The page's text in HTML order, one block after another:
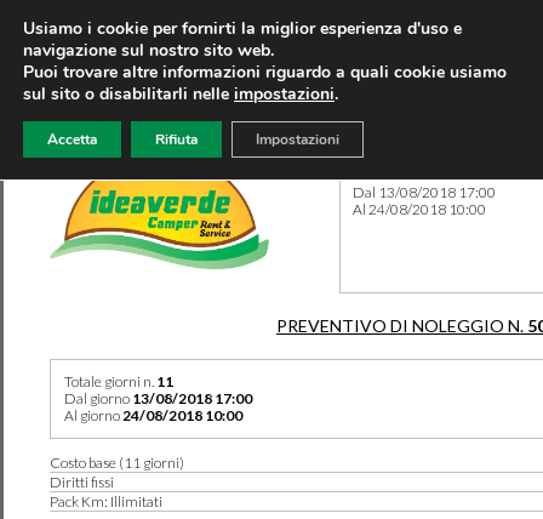
Dal 13/08/2018 17:00
Al 24/08/2018 10:00
PREVENTIVO DI NOLEGGIO N.
Totale giorni n. 11
Dal giorno 13/08/2018 17:00
Al giorno24/08/2018 10:00
Costo base (11 giorni)
Diritti fissi
Pack Km: Illimitati
Usiamo i cookie per fornirti la miglior esperienza d'uso e
navigazione sul nostro sito web.
Puoi trovare altre informazioni riguardo a quali cookie usiamo
sul sito o disabilitarli nelle impostazioni.
Accetta Rifiuta Impostazioni